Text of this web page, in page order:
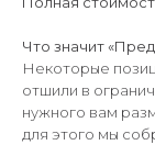
Что значит
Некоторые
отшили в
нужного вам
для этого мы